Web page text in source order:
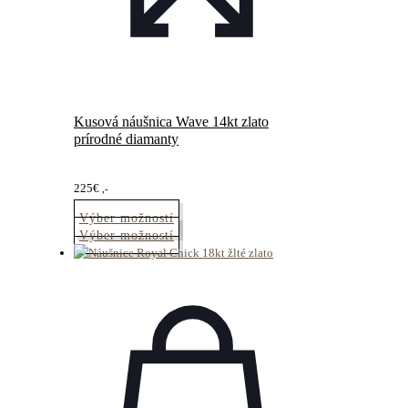
Kusová náušnica Wave 14kt zlato
prírodné diamanty
225€ ,-
Výber možností
Výber možností
produkt
variantov.
Možnosti